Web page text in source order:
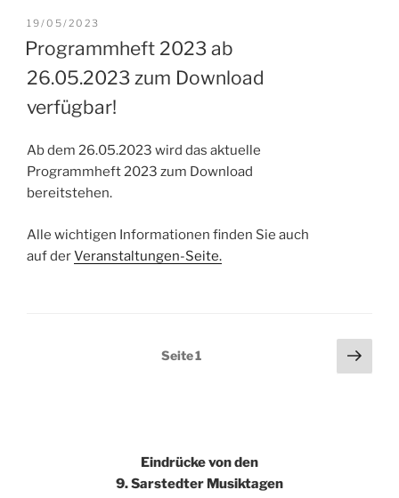
VERÖFFENTLICHT
19/05/2023
Programmheft 2023 ab
26.05.2023 zum Download
verfügbar!
Ab dem 26.05.2023 wird das aktuelle
Programmheft 2023 zum Download
bereitstehen.
Alle wichtigen Informationen finden Sie auch
auf derVeranstaltungen-Seite.
Seite1
Eindrücke von den
9. Sarstedter Musiktagen